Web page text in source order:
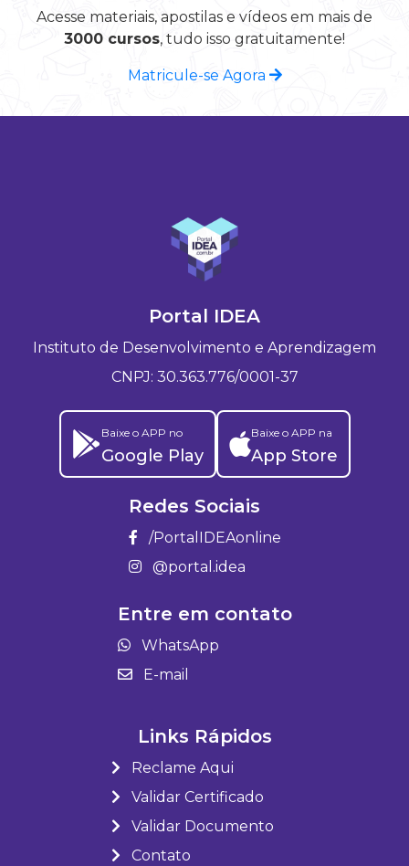
Acesse materiais, apostilas e vídeos em mais de
3000 cursos, tudo isso gratuitamente!
Matricule-se Agora
Portal IDEA
Instituto de Desenvolvimento e Aprendizagem
CNPJ: 30.363.776/0001-37
Baixe o APP no
Google Play
Baixe o APP na
App Store
Redes Sociais
/PortalIDEAonline
@portal.idea
Entre em contato
WhatsApp
E-mail
Links Rápidos
Reclame Aqui
Validar Certificado
Validar Documento
Contato